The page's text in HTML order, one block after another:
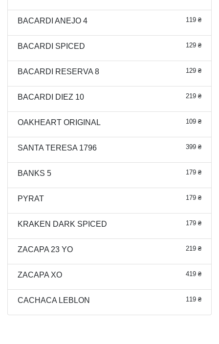
BACARDI ANEJO 4 119 ₴
BACARDI SPICED 129 ₴
BACARDI RESERVA 8 129 ₴
BACARDI DIEZ 10 219 ₴
OAKHEART ORIGINAL 109 ₴
SANTA TERESA 1796 399 ₴
BANKS 5 179 ₴
PYRAT 179 ₴
KRAKEN DARK SPICED 179 ₴
ZACAPA 23 YO 219 ₴
ZACAPA XO 419 ₴
CACHACA LEBLON 119 ₴